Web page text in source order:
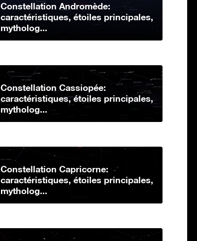
Constellation Andromède:
caractéristiques, étoiles principales,
mytholog...
Constellation Cassiopée:
caractéristiques, étoiles principales,
mytholog...
Constellation Capricorne:
caractéristiques, étoiles principales,
mytholog...